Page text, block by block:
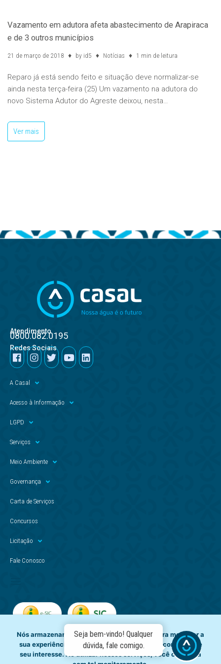
Vazamento em adutora afeta abastecimento de Arapiraca
e de 3 outros municípios
21 de março de 2018 by id5 Notícias 1 min de leitura
Reparo já está sendo feito e situação deve normalizar-se
ainda nesta terça-feira (25) Um vazamento na adutora do
novo Sistema Adutor do Agreste deixou, nesta…
Ver mais
Atendimento
0800.082.0195
Redes Sociais
A Casal
Acesso à Informação
LGPD
Serviços
Meio Ambiente
Governança
Carta de Serviços
Concursos
Licitação
Fale Conosco
Nós armazenamos dados temporariamente para melhorar a
sua experiência de navegação e recomendar conteúdo de
seu interesse. Ao utilizar nossos serviços, você concorda
Seja bem-vindo! Qualquer
dúvida, fale comigo.